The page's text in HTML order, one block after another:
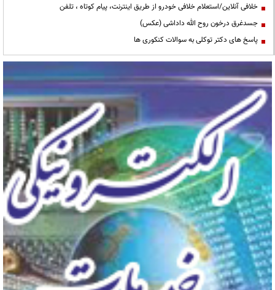
خلافی آنلاین/استعلام خلافی خودرو از طریق اینترنت، پیام کوتاه ، تلفن
جسدغرق درخون روح الله داداشی (عکس)
پاسخ های دکتر توکلی به سوالات کنکوری ها